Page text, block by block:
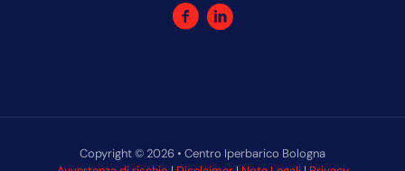
Copyright © 2026 • Centro Iperbarico Bologna